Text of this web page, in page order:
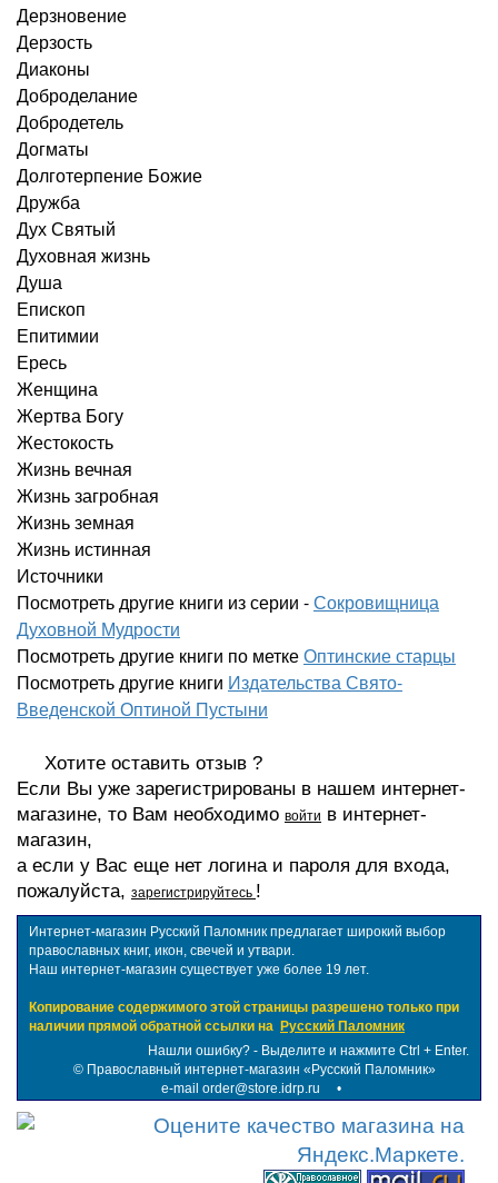
Дерзновение
Дерзость
Диаконы
Доброделание
Добродетель
Догматы
Долготерпение Божие
Дружба
Дух Святый
Духовная жизнь
Душа
Епископ
Епитимии
Ересь
Женщина
Жертва Богу
Жестокость
Жизнь вечная
Жизнь загробная
Жизнь земная
Жизнь истинная
Источники
Посмотреть другие книги из серии -Сокровищница
Духовной Мудрости
Посмотреть другие книги по меткеОптинские старцы
Посмотреть другие книги Издательства Свято-
Введенской Оптиной Пустыни
Хотите оставить отзыв ?
Если Вы уже зарегистрированы в нашем интернет-
магазине, то Вам необходимо войти в интернет-
магазин,
а если у Вас еще нет логина и пароля для входа,
пожалуйста, зарегистрируйтесь !
Интернет-магазин Русский Паломник предлагает широкий выбор
православных книг, икон, свечей и утвари.
Наш интернет-магазин существует уже более 19 лет.
Копирование содержимого этой страницы разрешено только при
наличии прямой обратной ссылки на Русский Паломник
Нашли ошибку? - Выделите и нажмите Ctrl + Enter.
© Православный интернет-магазин «Русский Паломник»
e-mail order@store.idrp.ru •